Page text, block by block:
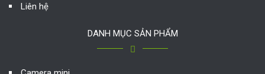
Liên hệ
DANH MỤC SẢN PHẨM